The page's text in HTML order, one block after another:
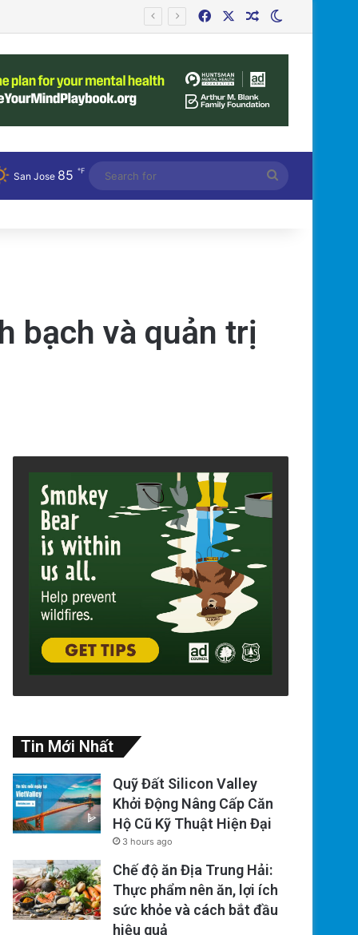
FacebookRandom Article
San Jose 85 ℉
for
bạch và quản trị
Tin Mới Nhất
Quỹ Đất Silicon Valley
Khởi Động Nâng Cấp Căn
Hộ Cũ Kỹ Thuật Hiện Đại
3 hours ago
Chế độ ăn Địa Trung Hải:
Thực phẩm nên ăn, lợi ích
sức khỏe và cách bắt đầu
hiệu quả